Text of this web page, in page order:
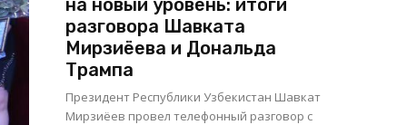
разговора Шавката
Мирзиёева и Дональда
Трампа
Президент Республики Узбекистан Шавкат
Мирзиёев провел телефонный разговор с